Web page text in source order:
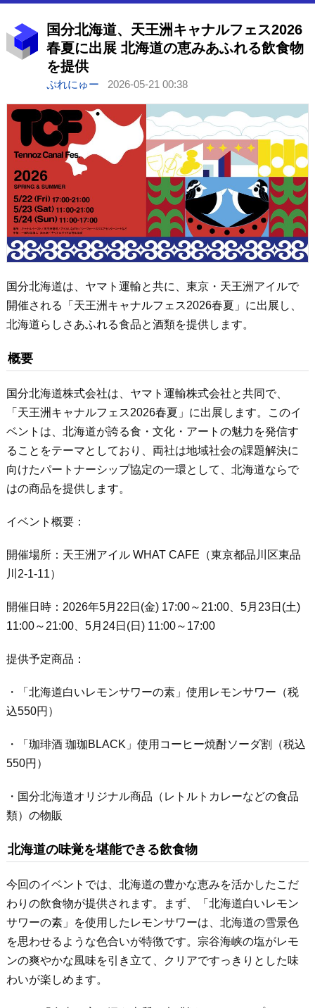
国分北海道、天王洲キャナルフェス2026
春夏に出展 北海道の恵みあふれる飲食物
を提供
ぷれにゅー 2026-05-21 00:38
国分北海道は、ヤマト運輸と共に、東京・天王洲アイルで
開催される「天王洲キャナルフェス2026春夏」に出展し、
北海道らしさあふれる食品と酒類を提供します。
概要
国分北海道株式会社は、ヤマト運輸株式会社と共同で、
「天王洲キャナルフェス2026春夏」に出展します。このイ
ベントは、北海道が誇る食・文化・アートの魅力を発信す
ることをテーマとしており、両社は地域社会の課題解決に
向けたパートナーシップ協定の一環として、北海道ならで
はの商品を提供します。
イベント概要：
開催場所：天王洲アイル WHAT CAFE（東京都品川区東品
川2-1-11）
開催日時：2026年5月22日(金) 17:00～21:00、5月23日(土)
11:00～21:00、5月24日(日) 11:00～17:00
提供予定商品：
・「北海道白いレモンサワーの素」使用レモンサワー（税
込550円）
・「珈琲酒 珈珈BLACK」使用コーヒー焼酎ソーダ割（税込
550円）
・国分北海道オリジナル商品（レトルトカレーなどの食品
類）の物販
北海道の味覚を堪能できる飲食物
今回のイベントでは、北海道の豊かな恵みを活かしたこだ
わりの飲食物が提供されます。まず、「北海道白いレモン
サワーの素」を使用したレモンサワーは、北海道の雪景色
を思わせるような色合いが特徴です。宗谷海峡の塩がレモ
ンの爽やかな風味を引き立て、クリアですっきりとした味
わいが楽しめます。